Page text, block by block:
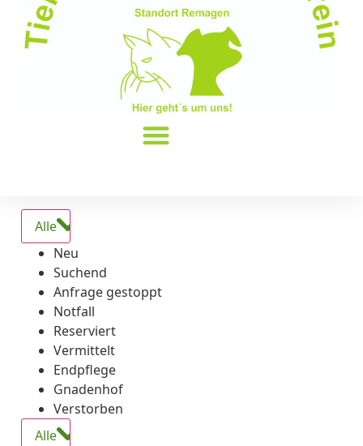
Alle
Neu
Suchend
Anfrage gestoppt
Notfall
Reserviert
Vermittelt
Endpflege
Gnadenhof
Verstorben
Alle